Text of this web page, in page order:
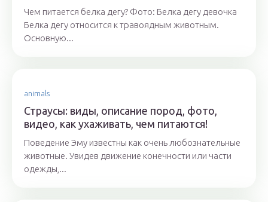
Чем питается белка дегу? Фото: Белка дегу девочка
Белка дегу относится к травоядным животным.
Основную...
animals
Страусы: виды, описание пород, фото,
видео, как ухаживать, чем питаются!
Поведение Эму известны как очень любознательные
животные. Увидев движение конечности или части
одежды,...